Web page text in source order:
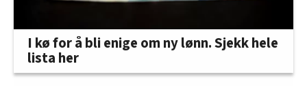
I kø for å bli enige om ny lønn. Sjekk hele
lista her